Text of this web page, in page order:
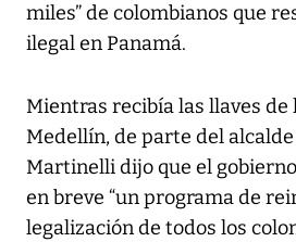
miles” de colombianos que
ilegal en Panamá.
Mientras recibía las llaves de
Medellín, de parte del
Martinelli dijo que el
en breve “un programa de
legalización de todos los